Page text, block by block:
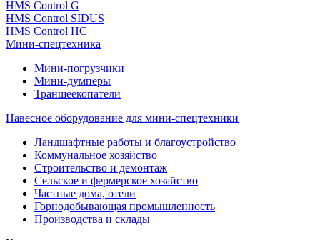
HMS Control G
HMS Control SIDUS
HMS Control HC
Мини-спецтехника
Мини-погрузчики
Мини-думперы
Траншеекопатели
Навесное оборудование для мини-спецтехники
Ландшафтные работы и благоустройство
Коммунальное хозяйство
Строительство и демонтаж
Сельское и фермерское хозяйство
Частные дома, отели
Горнодобывающая промышленность
Производства и склады